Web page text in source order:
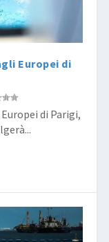
Europei di
di Parigi,